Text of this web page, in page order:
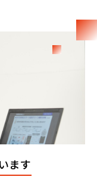
ます